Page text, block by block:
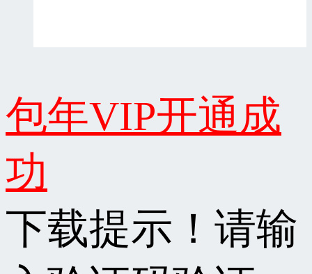
包年VIP开通成
功
下载提示！请输